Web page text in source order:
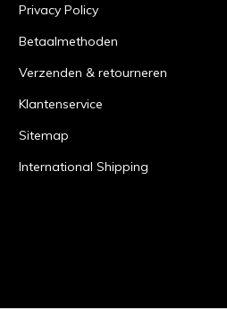
Privacy Policy
Betaalmethoden
Verzenden & retourneren
Klantenservice
Sitemap
International Shipping